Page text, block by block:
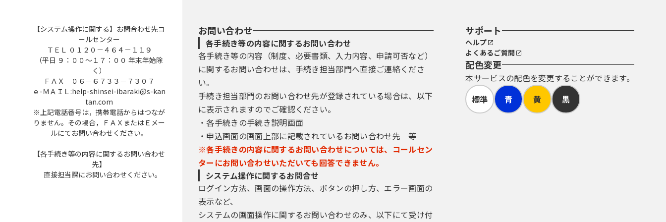
【システム操作に関する】お問合わせ先コ
ールセンター
ＴＥＬ ０１２０－４６４－１１９
（平日 ９：００～１７：００ 年末年始除
く）
ＦＡＸ ０６－６７３３－７３０７
ｅ-ＭＡＩＬ:help-shinsei-ibaraki@s-kan
tan.com
※上記電話番号は，携帯電話からはつなが
りません。その場合，ＦＡＸまたはＥメー
ルにてお問い合わせください。
【各手続き等の内容に関するお問い合わせ
先】
直接担当課にお問い合わせください。
お問い合わせ
各手続き等の内容に関するお問い合わせ
各手続き等の内容（制度、必要書類、入力内容、申請可否など）
に関するお問い合わせは、手続き担当部門へ直接ご連絡くださ
い。
手続き担当部門のお問い合わせ先が登録されている場合は、以下
に表示されますのでご確認ください。
・各手続きの手続き説明画面
・申込画面の画面上部に記載されているお問い合わせ先 等
※各手続きの内容に関するお問い合わせについては、コールセン
ターにお問い合わせいただいても回答できません。
システム操作に関するお問合せ
ログイン方法、画面の操作方法、ボタンの押し方、エラー画面の
表示など、
システムの画面操作に関するお問い合わせのみ、以下にて受け付
サポート
ヘルプ
よくあるご質問
配色変更
本サービスの配色を変更することができます。
標準
青 黄 黒